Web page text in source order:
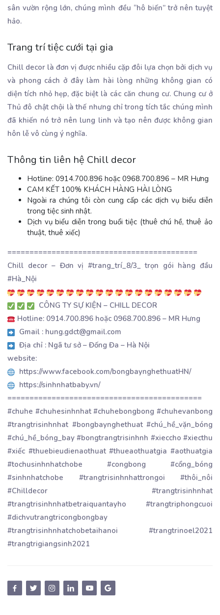
sân vườn rộng lớn, chúng mình đều “hô biến” trở nên tuyệt
hảo.
Trang trí tiệc cưới tại gia
Chill decor là đơn vị được nhiều cặp đôi lựa chọn bởi dịch vụ
và phong cách ở đây làm hài lòng những không gian có
diện tích nhỏ hẹp, đặc biệt là các căn chung cư. Chung cư ở
Thủ đô chật chội là thế nhưng chỉ trong tích tắc chúng mình
đã khiến nó trở nên lung linh và tạo nên được không gian
hôn lễ vô cùng ý nghĩa.
Thông tin liên hệ Chill decor
Hotline: 0914.700.896 hoặc 0968.700.896 – MR Hưng
CAM KẾT 100% KHÁCH HÀNG HÀI LÒNG
Ngoài ra chúng tôi còn cung cấp các dịch vụ biểu diễn
trong tiệc sinh nhật.
Dịch vụ biểu diễn trong buổi tiệc (thuê chú hề, thuê ảo
thuật, thuê xiếc)
===========================================
Chill decor – Đơn vị #trang_trí_8/3_ trọn gói hàng đầu
#Hà_Nội
CÔNG TY SỰ KIỆN – CHILL DECOR
Hotline: 0914.700.896 hoặc 0968.700.896 – MR Hưng
Gmail : hung.gdct@gmail.com
Địa chỉ : Ngã tư sở – Đống Đa – Hà Nội
website:
https://www.facebook.com/bongbaynghethuatHN/
https://sinhnhatbaby.vn/
============================================
#chuhe #chuhesinhnhat #chuhebongbong #chuhevanbong
#trangtrisinhnhat #bongbaynghethuat #chú_hề_vặn_bóng
#chú_hề_bóng_bay #bongtrangtrisinhnh #xieccho #xiecthu
#xiếc #thuebieudienaothuat #thueaothuatgia #aothuatgia
#tochusinhnhatchobe #congbong #cổng_bóng
#sinhnhatchobe #trangtrisinhnhattrongoi #thôi_nôi
#Chilldecor #trangtrisinhnhat
#trangtrisinhnhatbetraiquantayho #trangtriphongcuoi
#dichvutrangtricongbongbay
#trangtrisinhnhatchobetaihanoi #trangtrinoel2021
#trangtrigiangsinh2021